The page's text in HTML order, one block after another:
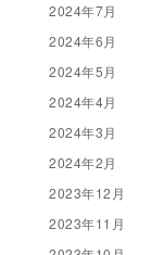
2024年7月
2024年6月
2024年5月
2024年4月
2024年3月
2024年2月
2023年12月
2023年11月